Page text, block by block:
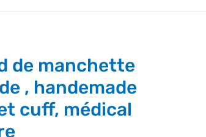
de manchette
, handemade
cuff, médical